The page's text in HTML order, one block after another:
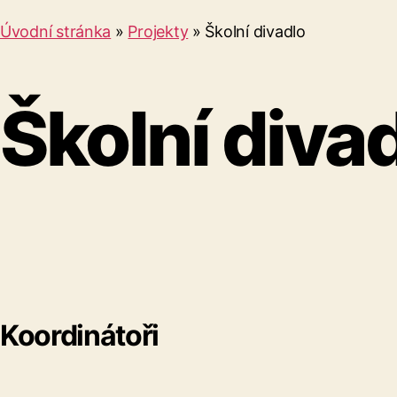
Úvodní stránka » Projekty» Školní divadlo
Školní
Koordinátoři